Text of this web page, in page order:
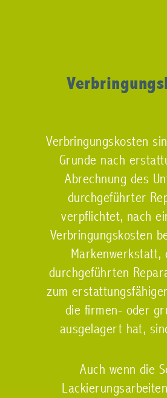
Verbringungskosten
Grunde nach
Abrechnung des
durchgeführter
verpflichtet, nach
Verbringungskosten
Markenwerkstatt,
durchgeführten
zum
die firmen- oder
ausgelagert hat,
Auch wenn die